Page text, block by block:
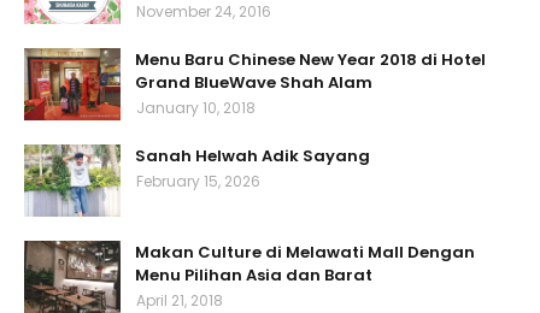
November 24, 2016
Menu Baru Chinese New Year 2018 di Hotel
Grand BlueWave Shah Alam
January 10, 2018
Sanah Helwah Adik Sayang
February 15, 2026
Makan Culture di Melawati Mall Dengan
Menu Pilihan Asia dan Barat
April 21, 2018